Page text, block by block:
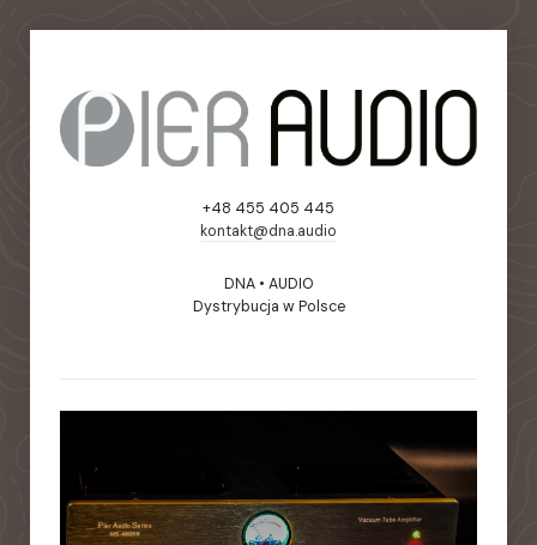
+48 455 405 445
kontakt@dna.audio
DNA • AUDIO
Dystrybucja w Polsce